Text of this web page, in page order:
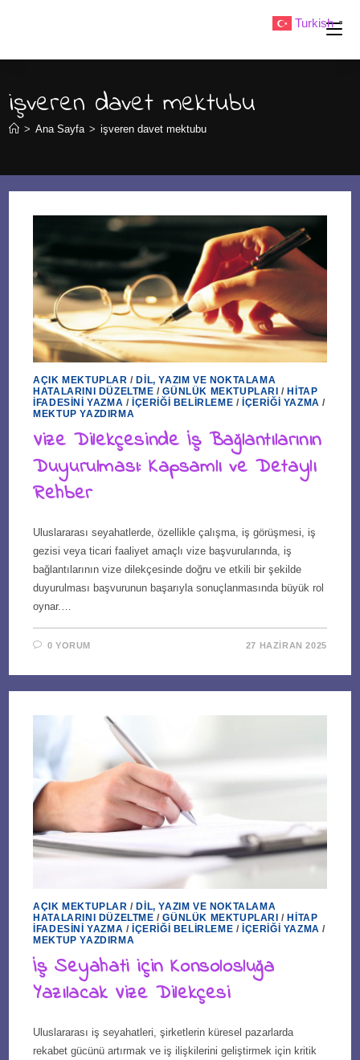
işveren davet mektubu
> Ana Sayfa > işveren davet mektubu
AÇIK MEKTUPLAR /DIL, YAZIM VE NOKTALAMA
HATALARINI DÜZELTME /GÜNLÜK MEKTUPLARI /HITAP
İFADESINI YAZMA /İÇERIĞI BELIRLEME /İÇERIĞI YAZMA /
MEKTUP YAZDIRMA
Vize Dilekçesinde İş Bağlantılarının
Duyurulması: Kapsamlı ve Detaylı
Rehber
Uluslararası seyahatlerde, özellikle çalışma, iş görüşmesi, iş
gezisi veya ticari faaliyet amaçlı vize başvurularında, iş
bağlantılarının vize dilekçesinde doğru ve etkili bir şekilde
duyurulması başvurunun başarıyla sonuçlanmasında büyük rol
oynar.…
0 YORUM 27 HAZIRAN 2025
AÇIK MEKTUPLAR / DIL, YAZIM VE NOKTALAMA
HATALARINI DÜZELTME /GÜNLÜK MEKTUPLARI / HITAP
İFADESINI YAZMA / İÇERIĞI BELIRLEME / İÇERIĞI YAZMA /
MEKTUP YAZDIRMA
İş Seyahati için Konsolosluğa
Yazılacak Vize Dilekçesi
Uluslararası iş seyahatleri, şirketlerin küresel pazarlarda
rekabet gücünü artırmak ve iş ilişkilerini geliştirmek için kritik
Turkish ▼